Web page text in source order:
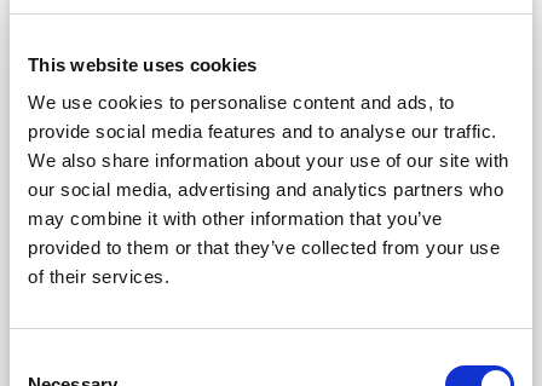
This website uses cookies
We use cookies to personalise content and ads, to
provide social media features and to analyse our traffic.
We also share information about your use of our site with
our social media, advertising and analytics partners who
may combine it with other information that you’ve
provided to them or that they’ve collected from your use
of their services.